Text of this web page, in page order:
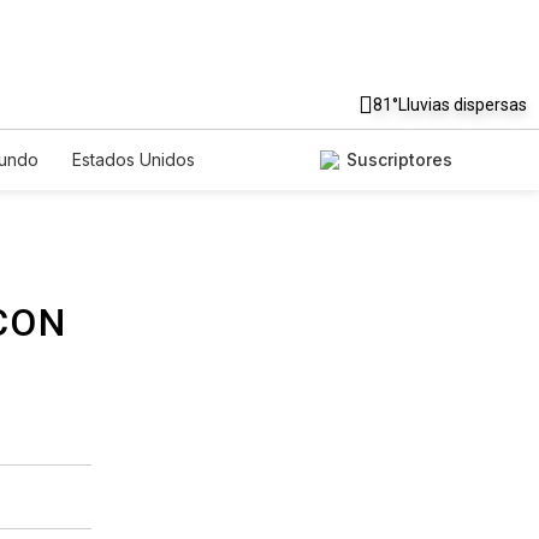
81°Lluvias dispersas
Estados Unidos
Suscriptores